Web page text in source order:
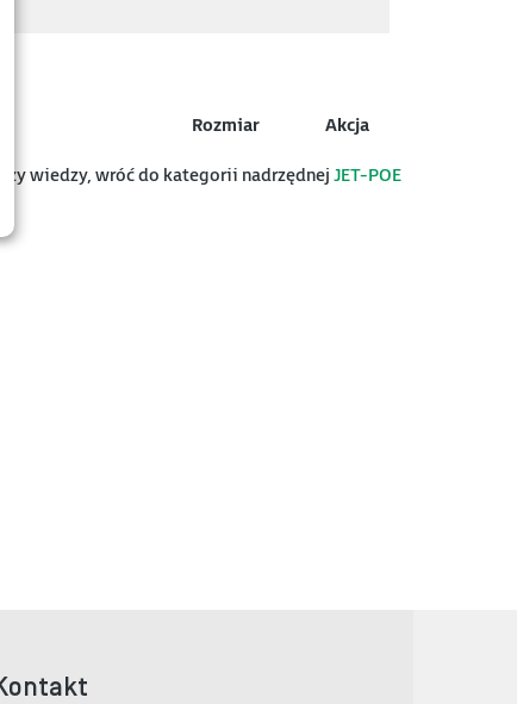
Rozmiar Akcja
wiedzy, wróć do kategorii nadrzędnej JET-POE